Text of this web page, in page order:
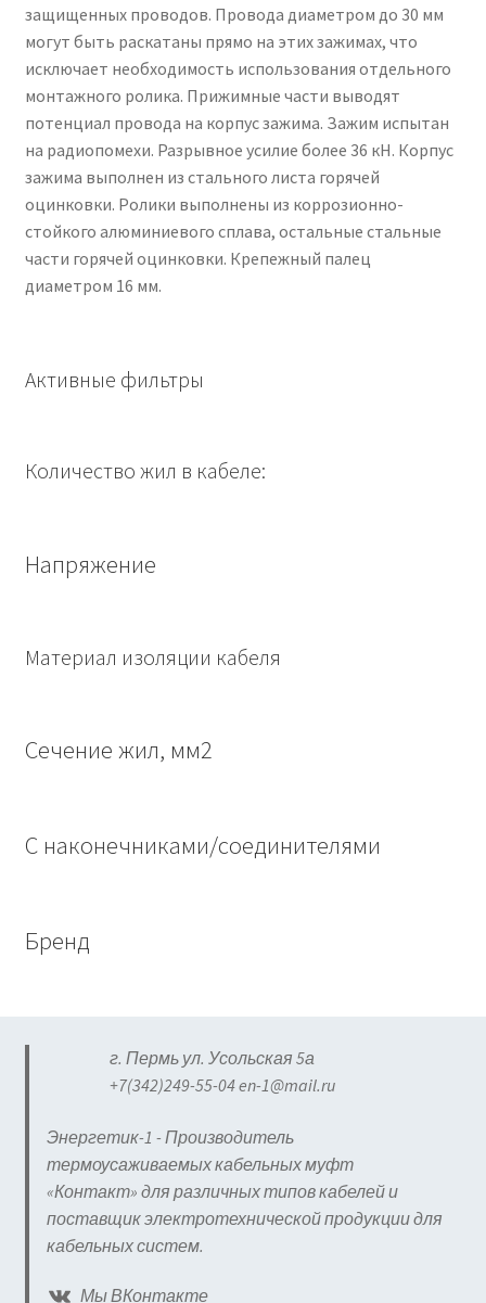
защищенных проводов. Провода диаметром до 30 мм
могут быть раскатаны прямо на этих зажимах, что
исключает необходимость использования отдельного
монтажного ролика. Прижимные части выводят
потенциал провода на корпус зажима. Зажим испытан
на радиопомехи. Разрывное усилие более 36 кН. Корпус
зажима выполнен из стального листа горячей
оцинковки. Ролики выполнены из коррозионно-
стойкого алюминиевого сплава, остальные стальные
части горячей оцинковки. Крепежный палец
диаметром 16 мм.
Активные фильтры
Количество жил в кабеле:
Напряжение
Материал изоляции кабеля
Сечение жил, мм2
С наконечниками/соединителями
Бренд
г. Пермь ул. Усольская 5а
+7(342)249-55-04 en-1@mail.ru
Энергетик-1 - Производитель
термоусаживаемых кабельных муфт
«Контакт» для различных типов кабелей и
поставщик электротехнической продукции для
кабельных систем.
Мы ВКонтакте